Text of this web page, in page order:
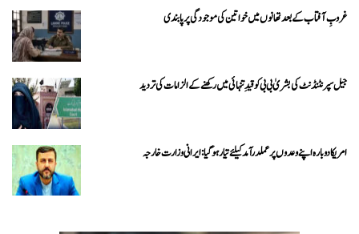
غروبِ آفتاب کے بعد تھانوں میں خواتین کی موجودگی پر پابندی
جیل سپرنٹنڈنٹ کی بشریٰ بی بی کو قیدِ تنہائی میں رکھنے کے الزامات کی تردید
امریکا دوبارہ اپنے وعدوں پر عملدرآمد کیلئے تیار ہو گیا: ایرانی وزارت خارجہ